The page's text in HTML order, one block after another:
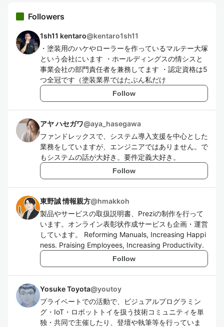
Followers
1sh11 kentaro@kentaro1sh11
・塗装用のハケやローラーを作っているマルテー大塚
という会社にいます ・ホールディングスの情シスと
事業会社の部門責任者を兼務してます ・認定資格は5
つ全冠です（塗装業界ではたぶん私だけ
Follow
アヤ ハセガワ@aya_hasegawa
ファンドレックスで、システム導入支援を中心とした
業務をしていますが、エンジニアではありません。で
もシステムの話が大好き。要件定義大好き。
Follow
東野誠 情報親方@hmakkoh
製品やサービスの取扱説明書、Preziの制作を行って
います。オンライン表彰状作成サービスも企画・運営
しています。 Reforming Manuals, Increasing Happi
ness. Praising Employees, Increasing Productivity.
Follow
Yosuke Toyota@youtoy
プライベートでの活動で、ビジュアルプログラミン
グ・IoT・ロボットトイを扱う技術コミュニティを単
独・共同で主催したり、登壇や執筆等を行っていま